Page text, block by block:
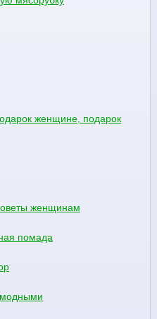
женщине, подарок
женщинам
помада
модными